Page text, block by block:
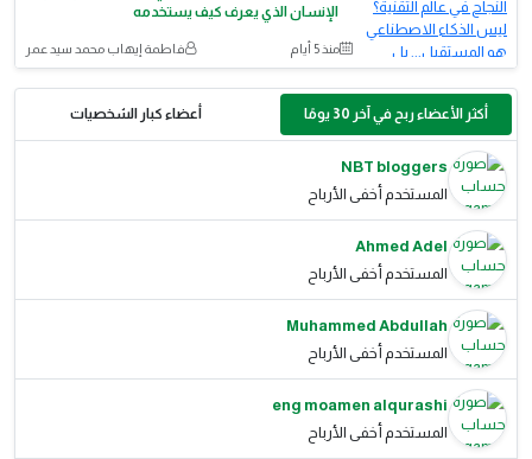
الإنسان الذي يعرف كيف يستخدمه
منذ 5 أيام فاطمة إيهاب محمد سيد عمر
أكثر الأعضاء ربح في آخر 30 يومًا أعضاء كبار الشخصيات
NBT bloggers
المستخدم أخفى الأرباح
Ahmed Adel
المستخدم أخفى الأرباح
Muhammed Abdullah
المستخدم أخفى الأرباح
eng moamen alqurashi
المستخدم أخفى الأرباح